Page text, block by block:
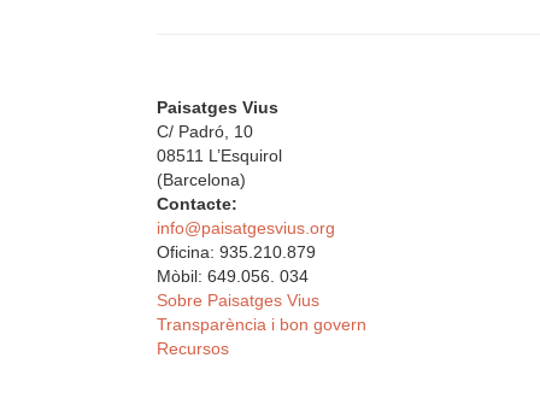
Paisatges Vius
C/ Padró, 10
08511 L’Esquirol
(Barcelona)
Contacte:
info@paisatgesvius.org
Oficina: 935.210.879
Mòbil: 649.056. 034
Sobre Paisatges Vius
Transparència i bon govern
Recursos